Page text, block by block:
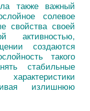
также важный
солевое
свойства своей
активностью,
создаются
такого
стабильные
характеристики
излишнюю